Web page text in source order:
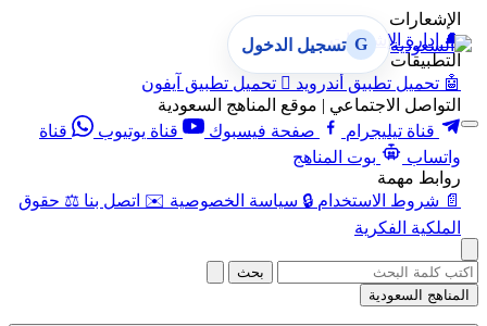
الإشعارات
🔔
إدارة الإشعارات
التطبيقات
🤖 تحميل تطبيق أندرويد  تحميل تطبيق آيفون
التواصل الاجتماعي | موقع المناهج السعودية
قناة تيليجرام
صفحة فيسبوك قناة يوتيوب
قناة
واتساب
بوت المناهج
روابط مهمة
📄 شروط الاستخدام 🔒 سياسة الخصوصية ✉️ اتصل بنا ⚖️ حقوق
الملكية الفكرية
G تسجيل الدخول
بحث
المناهج السعودية